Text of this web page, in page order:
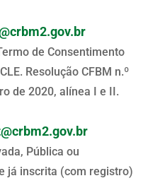
de Consentimento
Resolução CFBM n.º
de 2020, alínea I e II.
Pública ou
já inscrita (com registro)